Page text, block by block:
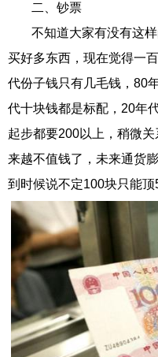
二、钞票
不知道大家有没有这
买好多东西，现在觉得一
代份子钱只有几毛钱，80
代十块钱都是标配，20年
起步都要200以上，稍微
来越不值钱了，未来通货
到时候说不定100块只能顶